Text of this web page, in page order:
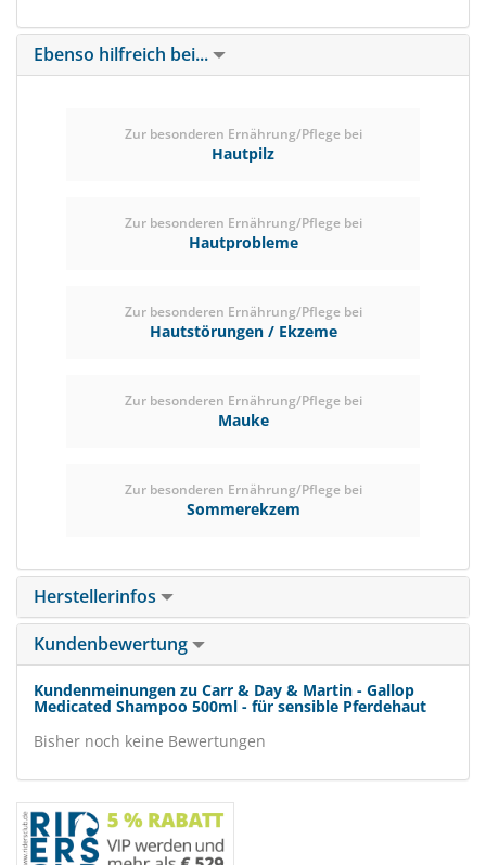
Ebenso hilfreich bei...
Zur besonderen Ernährung/Pflege bei
Hautpilz
Zur besonderen Ernährung/Pflege bei
Hautprobleme
Zur besonderen Ernährung/Pflege bei
Hautstörungen / Ekzeme
Zur besonderen Ernährung/Pflege bei
Mauke
Zur besonderen Ernährung/Pflege bei
Sommerekzem
Herstellerinfos
Kundenbewertung
Kundenmeinungen zu Carr & Day & Martin - Gallop
Medicated Shampoo 500ml - für sensible Pferdehaut
Bisher noch keine Bewertungen